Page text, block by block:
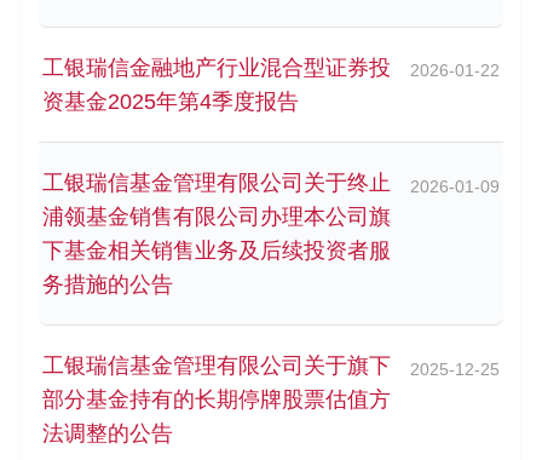
工银瑞信金融地产行业混合型证券投
资基金2025年第4季度报告
2026-01-22
工银瑞信基金管理有限公司关于终止
浦领基金销售有限公司办理本公司旗
下基金相关销售业务及后续投资者服
务措施的公告
2026-01-09
工银瑞信基金管理有限公司关于旗下
部分基金持有的长期停牌股票估值方
法调整的公告
2025-12-25